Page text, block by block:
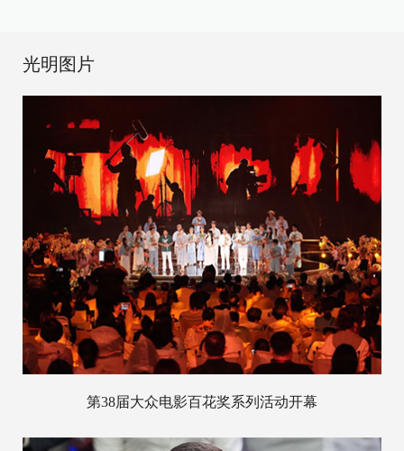
光明图片
第38届大众电影百花奖系列活动开幕